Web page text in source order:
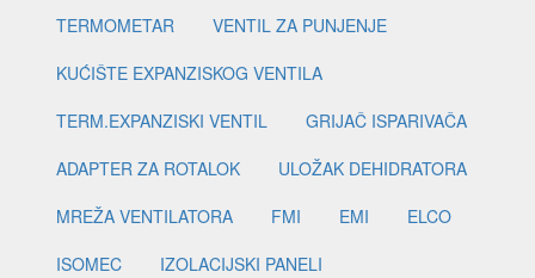
TERMOMETAR
VENTIL ZA PUNJENJE
KUĆIŠTE EXPANZISKOG VENTILA
TERM.EXPANZISKI VENTIL
GRIJAČ ISPARIVAČA
ADAPTER ZA ROTALOK
ULOŽAK DEHIDRATORA
MREŽA VENTILATORA
FMI EMI
ELCO
ISOMEC
IZOLACIJSKI PANELI